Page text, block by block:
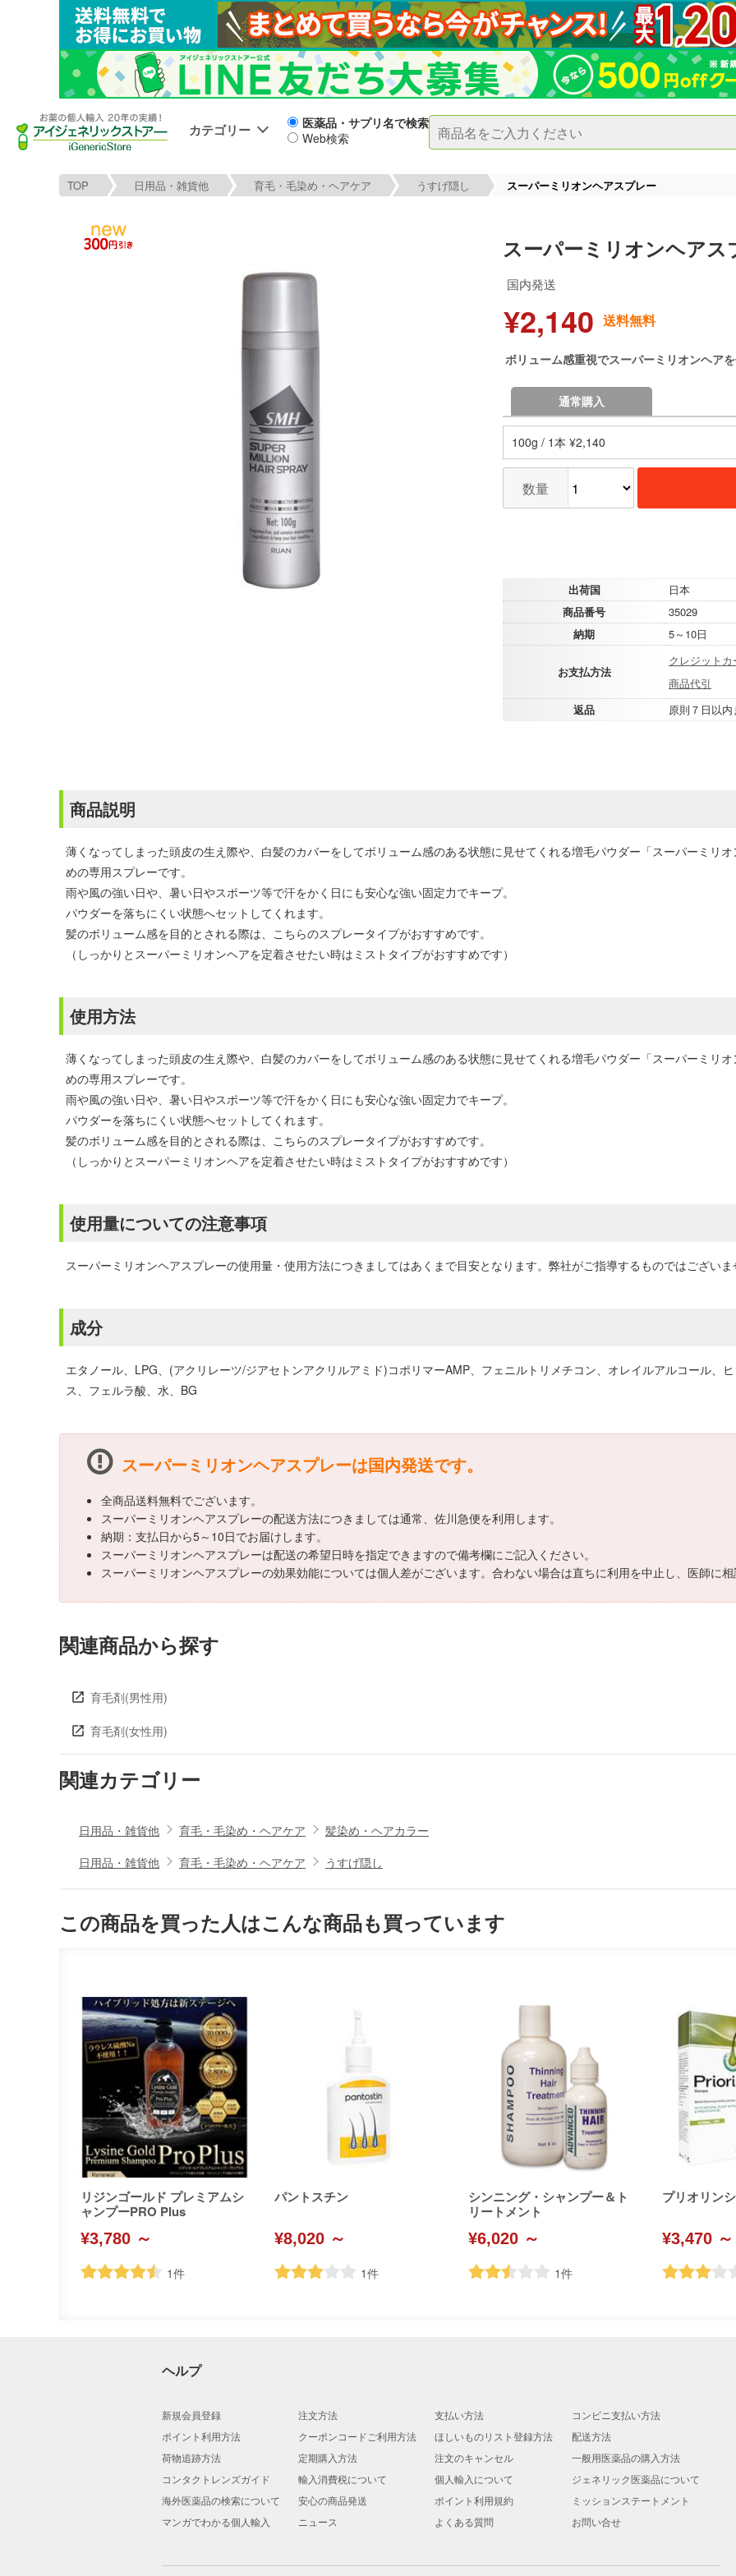
カテゴリー
医薬品・サプリ名で検索
Web検索
TOP 日用品・雑貨他 育毛・毛染め・ヘアケア うすげ隠し スーパーミリオンヘアスプレー
スーパーミリオンヘアス
国内発送
¥2,140 送料無料
ボリューム感重視でスーパーミリオンヘア
通常購入
100g / 1本 ¥2,140
数量
出荷国
日本
商品番号
35029
納期
5～10日
お支払方法
クレジットカ
商品代引
返品
原則７日以内
商品説明
薄くなってしまった頭皮の生え際や、白髪のカバーをしてボリューム感のある状態に見せてくれる増毛パウダー「スーパーミリ
めの専用スプレーです。
雨や風の強い日や、暑い日やスポーツ等で汗をかく日にも安心な強い固定力でキープ。
パウダーを落ちにくい状態へセットしてくれます。
髪のボリューム感を目的とされる際は、こちらのスプレータイプがおすすめです。
（しっかりとスーパーミリオンヘアを定着させたい時はミストタイプがおすすめです）
使用方法
薄くなってしまった頭皮の生え際や、白髪のカバーをしてボリューム感のある状態に見せてくれる増毛パウダー「スーパーミリ
めの専用スプレーです。
雨や風の強い日や、暑い日やスポーツ等で汗をかく日にも安心な強い固定力でキープ。
パウダーを落ちにくい状態へセットしてくれます。
髪のボリューム感を目的とされる際は、こちらのスプレータイプがおすすめです。
（しっかりとスーパーミリオンヘアを定着させたい時はミストタイプがおすすめです）
使用量についての注意事項
スーパーミリオンヘアスプレーの使用量・使用方法につきましてはあくまで目安となります。弊社がご指導するものではございま
成分
エタノール、LPG、(アクリレーツ/ジアセトンアクリルアミド)コポリマーAMP、フェニルトリメチコン、オレイルアルコール、
ス、フェルラ酸、水、BG
スーパーミリオンヘアスプレーは国内発送です。
全商品送料無料でございます。
スーパーミリオンヘアスプレーの配送方法につきましては通常、佐川急便を利用します。
納期：支払日から5～10日でお届けします。
スーパーミリオンヘアスプレーは配送の希望日時を指定できますので備考欄にご記入ください。
スーパーミリオンヘアスプレーの効果効能については個人差がございます。合わない場合は直ちに利用を中止し、医師に相
関連商品から探す
育毛剤(男性用)
育毛剤(女性用)
関連カテゴリー
日用品・雑貨他 育毛・毛染め・ヘアケア
髪染め・ヘアカラー
日用品・雑貨他
育毛・毛染め・ヘアケア うすげ隠し
この商品を買った人はこんな商品も買っています
リジンゴールド プレミアムシ
ャンプーPRO Plus
¥3,780 ～
1件
パントスチン
¥8,020 ～
1件
シンニング・シャンプー＆ト
リートメント
¥6,020 ～
1件
プリオリン
¥3,470 ～
ヘルプ
新規会員登録 注文方法 支払い方法
コンビニ支払い方法
ポイント利用方法
クーポンコードご利用方法 ほしいものリスト登録方法
配送方法
荷物追跡方法
定期購入方法 注文のキャンセル
一般用医薬品の購入方法
コンタクトレンズガイド
輸入消費税について 個人輸入について
ジェネリック医薬品について
海外医薬品の検索について
安心の商品発送 ポイント利用規約
ミッションステートメント
マンガでわかる個人輸入
ニュース よくある質問 お問い合せ